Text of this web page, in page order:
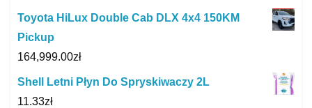
Toyota HiLux Double Cab DLX 4x4 150KM
Pickup
164,999.00zł
Shell Letni Płyn Do Spryskiwaczy 2L
11.33zł